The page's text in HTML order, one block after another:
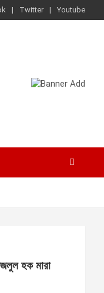
Twitter Youtube
হক মারা